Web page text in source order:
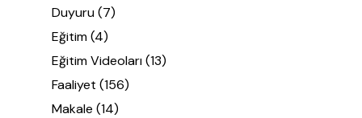
Duyuru(7)
Eğitim(4)
Eğitim Videoları(13)
Faaliyet (156)
Makale (14)